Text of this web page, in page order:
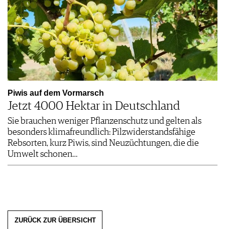
Piwis auf dem Vormarsch
Jetzt 4000 Hektar in Deutschland
Sie brauchen weniger Pflanzenschutz und gelten als
besonders klimafreundlich: Pilzwiderstandsfähige
Rebsorten, kurz Piwis, sind Neuzüchtungen, die die
Umwelt schonen…
ZURÜCK ZUR ÜBERSICHT